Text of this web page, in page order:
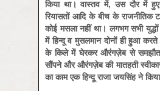
किया था।वास्तवमें,उसदौरमें
रियासतों आदिकेबीचकेराजनीतिक
कोईमसलानहींथा।लगभगसभी
मेंहिन्दूवमुसलमानदोनोंहीहुआकरते
केकिलेमेंघेरकर औरंगज़ेबसे
सौंपनेऔरऔरंगज़ेबकीमातहती
काकामएकहिन्दूराजाजयसिंहनेकिया